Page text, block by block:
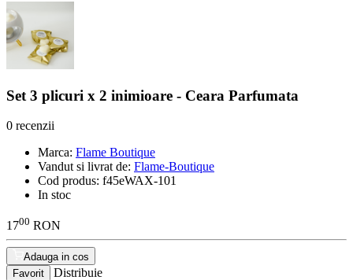
Set 3 plicuri x 2 inimioare - Ceara Parfumata
0 recenzii
Marca: Flame Boutique
Vandut si livrat de: Flame-Boutique
Cod produs: f45eWAX-101
In stoc
1700 RON
Adauga in cos
Favorit
Distribuie